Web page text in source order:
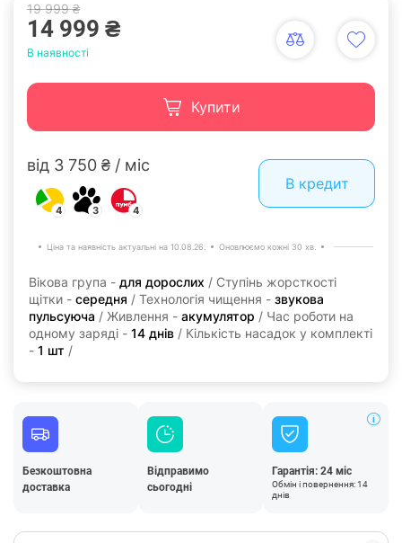
19 999 ₴
14 999 ₴
В наявності
Купити
від 3 750 ₴ / міс
4 3 4
В кредит
Ціна та наявність актуальні на 10.08.26. Оновлюємо кожні 30 хв.
Вікова група - для дорослих / Ступінь жорсткості
щітки - середня / Технологія чищення - звукова
пульсуюча / Живлення - акумулятор / Час роботи на
одному заряді - 14 днів / Кількість насадок у комплекті
- 1 шт /
Безкоштовна
доставка
Відправимо
сьогодні
Гарантія: 24 міс
Обмін і повернення: 14
днів